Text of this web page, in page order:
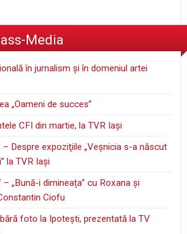
Media
în jurnalism şi în domeniul artei
„Oameni de succes”
CFI din martie, la TVR Iaşi
Despre expoziţiile „Veşnicia s-a născut
la TVR Iaşi
„Bună-i dimineața” cu Roxana și
Ciofu
foto la Ipoteşti, prezentată la TV